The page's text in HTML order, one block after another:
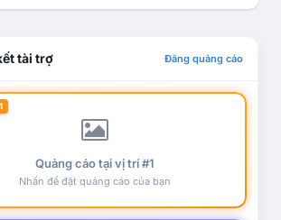
tài trợ Đăng quảng cáo
Quảng cáo tại vị trí #1
Nhấn để đặt quảng cáo của bạn